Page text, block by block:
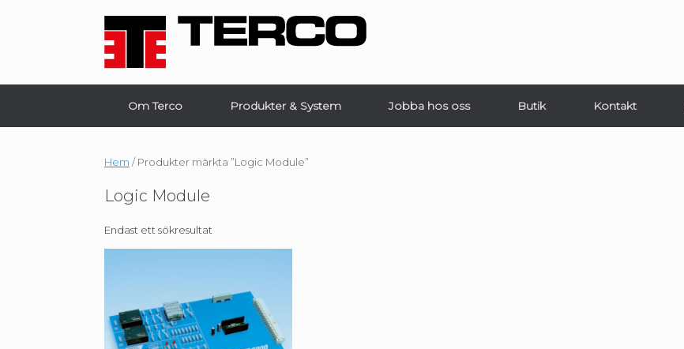
Om Terco Produkter & System Jobba hos oss Butik Kontakt
Hem / Produkter märkta ”Logic Module”
Logic Module
Endast ett sökresultat